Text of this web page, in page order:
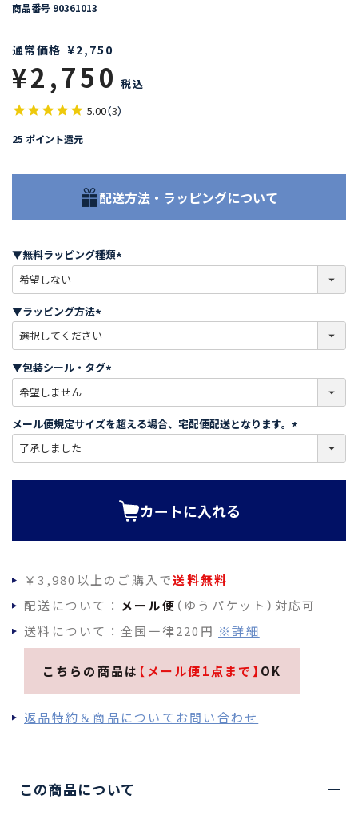
商品番号 90361013
通常価格 ¥2,750
¥2,750 税込
5.00（3）
25 ポイント還元
配送方法・ラッピングについて
▼無料ラッピング種類
必
)
▼ラッピング方法
必
須
)
▼包装シール・タグ
必
須
)
メール便規定サイズを超える場合、宅配便配送となります。
必
カートに入れる
￥3,980以上のご購入で送料無料
配送について： メール便 （ゆうパケット）対応可
送料について：全国一律220円 ※詳細
こちらの商品は 【メール便1点まで】 OK
返品特約＆商品についてお問い合わせ
この商品について